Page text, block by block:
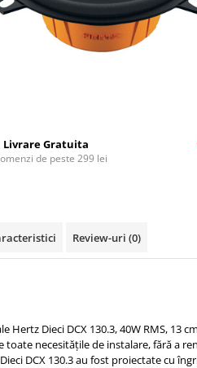
Livrare Gratuita
de peste 299 lei
Review-uri (0)
Hertz Dieci DCX 130.3, 40W RMS, 13
toate necesitățile de instalare, fără a
DCX 130.3 au fost proiectate cu